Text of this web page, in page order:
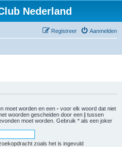
Nederland
Aanmelden
Registreer
moet worden en een - voor elk woord dat niet
woorden gescheiden door een | tussen
moet worden. Gebruik * als een joker
zoals het is ingevuld